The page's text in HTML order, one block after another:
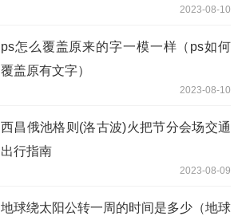
2023-08-10
ps怎么覆盖原来的字一模一样（ps如何
覆盖原有文字）
2023-08-10
西昌俄池格则(洛古波)火把节分会场交通
出行指南
2023-08-09
地球绕太阳公转一周的时间是多少（地球